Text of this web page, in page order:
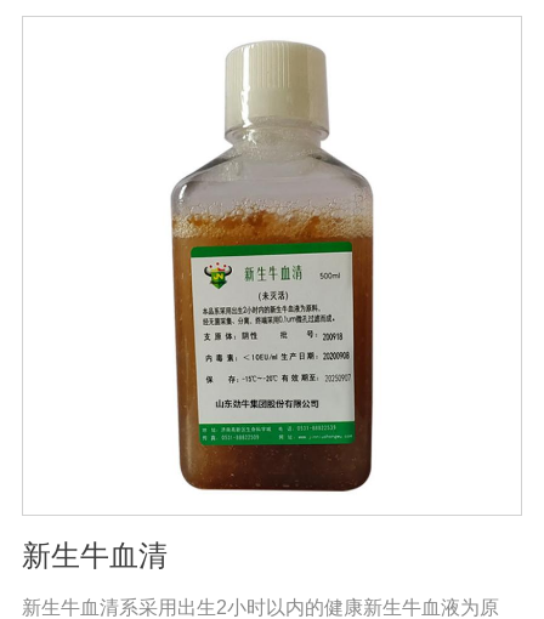
标准：符合《中华人民共和国药典》2020版、符合《中华
人民共和国兽药典》2020版、欧洲药典、美国药典质量标
准。规格：500ml/瓶保存：-15℃―-20℃有效期：5年注
意事项：解冻：采用逐步解冻法（ -20℃→2-8℃→ 室
温），可减少沉淀的产生使血清质量不会受到影响。
新生牛血清
新生牛血清系采用出生2小时以内的健康新生牛血液为原